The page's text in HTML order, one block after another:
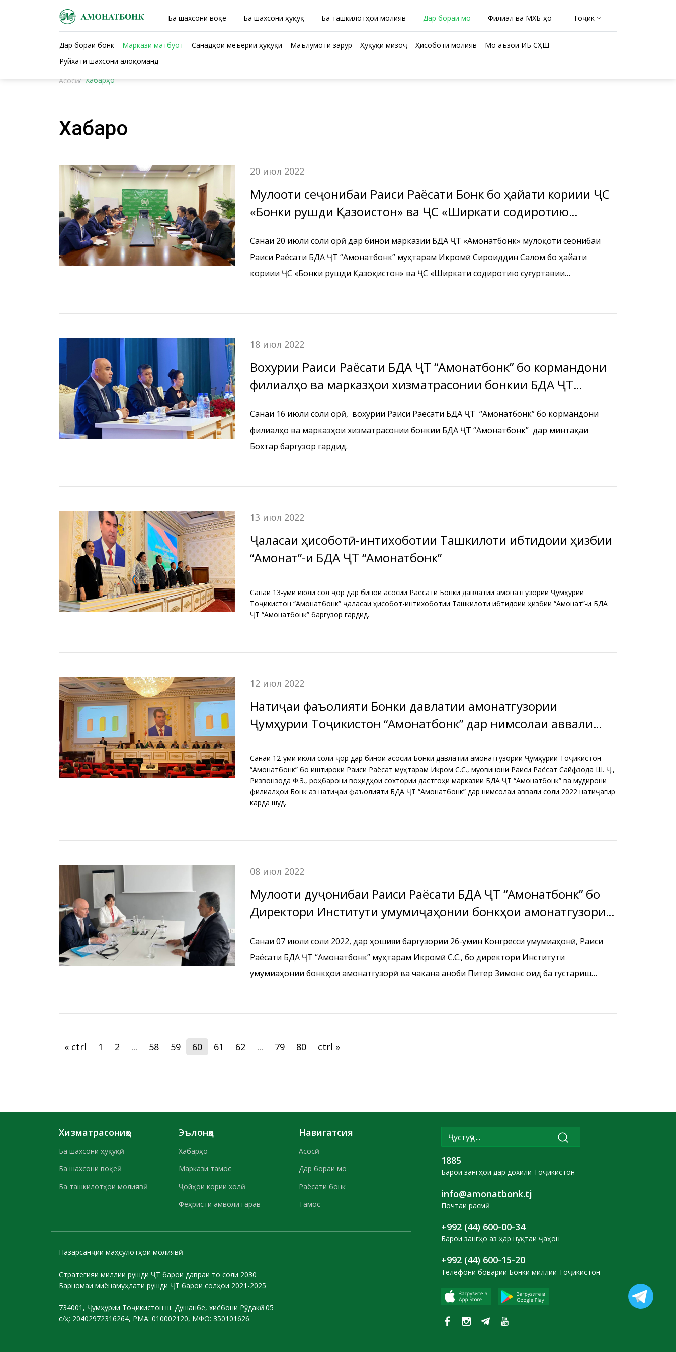
Ба шахсони воқеӣ Ба шахсони ҳуқуқӣ Ба ташкилотҳои молиявӣ Дар бораи мо Филиал ва МХБ-ҳо Тоҷикӣ
Дар бораи бонк Маркази матбуот Санадҳои меъёрии ҳуқуқи Маълумоти зарурӣ Ҳуқуқи мизоҷ Ҳисоботи молиявӣ
Мо аъзои ИБ СҲШ
Руйхати шахсони алоқоманд
Асосӣ Хабарҳо
Хабарҳо
20 июл 2022
Мулоқоти сеҷонибаи Раиси Раёсати Бонк бо ҳайати кориии ҶС
«Бонки рушди Қазоқистон» ва ҶС «Ширкати содиротию
Санаи 20 июли соли ҷорӣ дар бинои марказии БДА ҶТ «Амонатбонк» мулоқоти сеҷонибаи
Раиси Раёсати БДА ҶТ “Амонатбонк” муҳтарам Икромӣ Сироҷиддин Салом бо ҳайати
кориии ҶС «Бонки рушди Қазоқистон» ва ҶС «Ширкати содиротию суғуртавии
18 июл 2022
Вохурии Раиси Раёсати БДА ҶТ “Амонатбонк” бо кормандони
филиалҳо ва марказҳои хизматрасонии бонкии БДА ҶТ
Санаи 16 июли соли ҷорӣ, вохурии Раиси Раёсати БДА ҶТ “Амонатбонк” бо кормандони
филиалҳо ва марказҳои хизматрасонии бонкии БДА ҶТ “Амонатбонк” дар минтақаи
Бохтар баргузор гардид.
13 июл 2022
Ҷаласаи ҳисоботӣ-интихоботии Ташкилоти ибтидоии ҳизбии
“Амонат”-и БДА ҶТ “Амонатбонк”
Санаи 13-уми июли солӣ ҷорӣ дар бинои асосии Раёсати Бонки давлатии амонатгузории Ҷумҳурии
Тоҷикистон “Амонатбонк” ҷаласаи ҳисоботӣ-интихоботии Ташкилоти ибтидоии ҳизбии “Амонат”-и БДА
ҶТ “Амонатбонк” баргузор гардид.
12 июл 2022
Натиҷаи фаъолияти Бонки давлатии амонатгузории
Ҷумҳурии Тоҷикистон “Амонатбонк” дар нимсолаи аввали
Санаи 12-уми июли соли ҷорӣ дар бинои асосии Бонки давлатии амонатгузории Ҷумҳурии Тоҷикистон
“Амонатбонк” бо иштироки Раиси Раёсат муҳтарам Икромӣ С.С., муовинони Раиси Раёсат Сайфзода Ш. Ҷ.,
Ризвонзода Ф.З., роҳбарони воҳидҳои сохтории дастгоҳи марказии БДА ҶТ “Амонатбонк” ва мудирони
филиалҳои Бонк аз натиҷаи фаъолияти БДА ҶТ “Амонатбонк” дар нимсолаи аввали соли 2022 натиҷагирӣ
карда шуд.
08 июл 2022
Мулоқоти дуҷонибаи Раиси Раёсати БДА ҶТ “Амонатбонк” бо
Директори Институти умумиҷаҳонии бонкҳои амонатгузори
Санаи 07 июли соли 2022, дар ҳошияи баргузории 26-умин Конгресси умумиҷаҳонӣ, Раиси
Раёсати БДА ҶТ “Амонатбонк” муҳтарам Икромӣ С.С., бо директори Институти
умумиҷаҳонии бонкҳои амонатгузорӣ ва чакана ҷаноби Питер Зимонс оид ба густариш
« ctrl 1 2 ... 58 59 60 61 62 ... 79 80 ctrl »
Хизматрасониҳо
Ба шахсони ҳуқуқӣ
Ба шахсони воқеӣ
Ба ташкилотҳои молиявӣ
Эълонҳо
Хабарҳо
Маркази тамос
Ҷойҳои кории холӣ
Феҳристи амволи гарав
Навигатсия
Асосӣ
Дар бораи мо
Раёсати бонк
Тамос
Назарсанҷии маҳсулотҳои молиявӣ
Стратегияи миллии рушди ҶТ барои давраи то соли 2030
Барномаи миёнамуҳлати рушди ҶТ барои солҳои 2021-2025
734001, Ҷумҳурии Тоҷикистон ш. Душанбе, хиёбони Рӯдакӣ 105
с/ҳ: 20402972316264, РМА: 010002120, МФО: 350101626
1885
Барои зангҳои дар дохили Тоҷикистон
info@amonatbonk.tj
Почтаи расмӣ
+992 (44) 600-00-34
Барои зангҳо аз ҳар нуқтаи ҷаҳон
+992 (44) 600-15-20
Телефони боварии Бонки миллии Тоҷикистон